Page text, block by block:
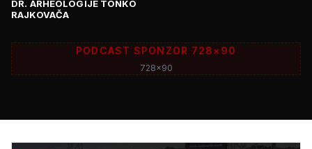
DR. ARHEOLOGIJE TONKO
RAJKOVAČA
PODCAST SPONZOR 728×90
728x90